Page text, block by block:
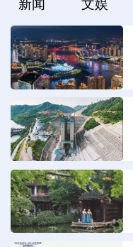
新闻 文娱